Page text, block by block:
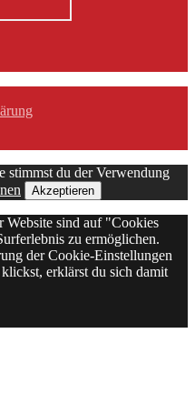
stimmst du der Verwendung
Akzeptieren
Website sind auf "Cookies
zu ermöglichen.
der Cookie-Einstellungen
erklärst du sich damit